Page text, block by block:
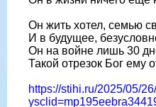
Он жить хотел, семью
И в будущее,
Он на войне лишь 30
Такой отрезок Бог ему
https://stihi.ru/2025/05/